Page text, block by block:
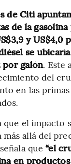
de Citi
de la
y US$4,0
se
por galón. Este
del
en las
que el impacto
más allá del
que“el
en